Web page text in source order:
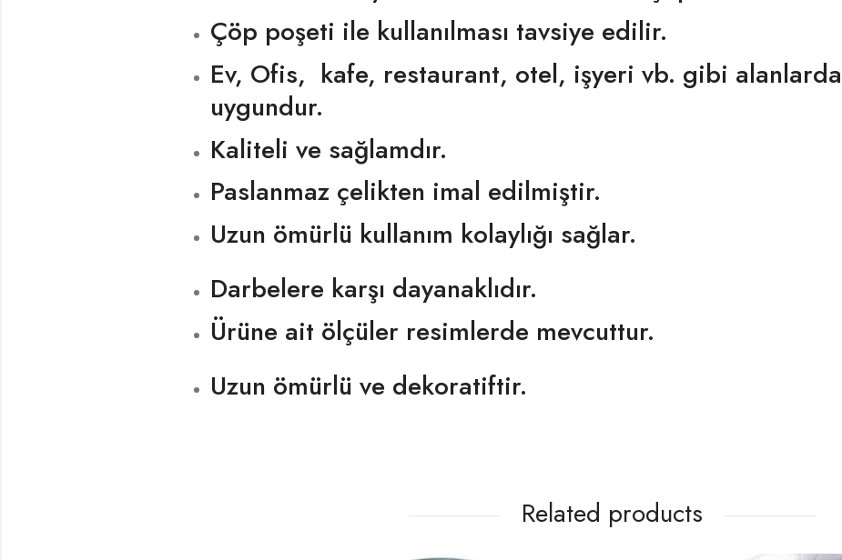
Çöp poşeti ile kullanılması tavsiye edilir.
Ev, Ofis, kafe, restaurant, otel, işyeri vb. gibi alanlarda
uygundur.
Kaliteli ve sağlamdır.
Paslanmaz çelikten imal edilmiştir.
Uzun ömürlü kullanım kolaylığı sağlar.
Darbelere karşı dayanaklıdır.
Ürüne ait ölçüler resimlerde mevcuttur.
Uzun ömürlü ve dekoratiftir.
Related products